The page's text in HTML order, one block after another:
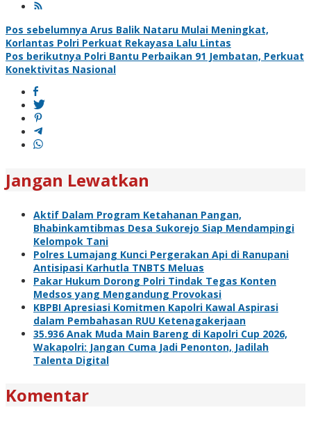
Navigasi
pos
Pos sebelumnya Arus Balik Nataru Mulai Meningkat,
Korlantas Polri Perkuat Rekayasa Lalu Lintas
Pos berikutnya Polri Bantu Perbaikan 91 Jembatan, Perkuat
Konektivitas Nasional
Jangan Lewatkan
Aktif Dalam Program Ketahanan Pangan,
Bhabinkamtibmas Desa Sukorejo Siap Mendampingi
Kelompok Tani
Polres Lumajang Kunci Pergerakan Api di Ranupani
Antisipasi Karhutla TNBTS Meluas
Pakar Hukum Dorong Polri Tindak Tegas Konten
Medsos yang Mengandung Provokasi
KBPBI Apresiasi Komitmen Kapolri Kawal Aspirasi
dalam Pembahasan RUU Ketenagakerjaan
35.936 Anak Muda Main Bareng di Kapolri Cup 2026,
Wakapolri: Jangan Cuma Jadi Penonton, Jadilah
Talenta Digital
Komentar